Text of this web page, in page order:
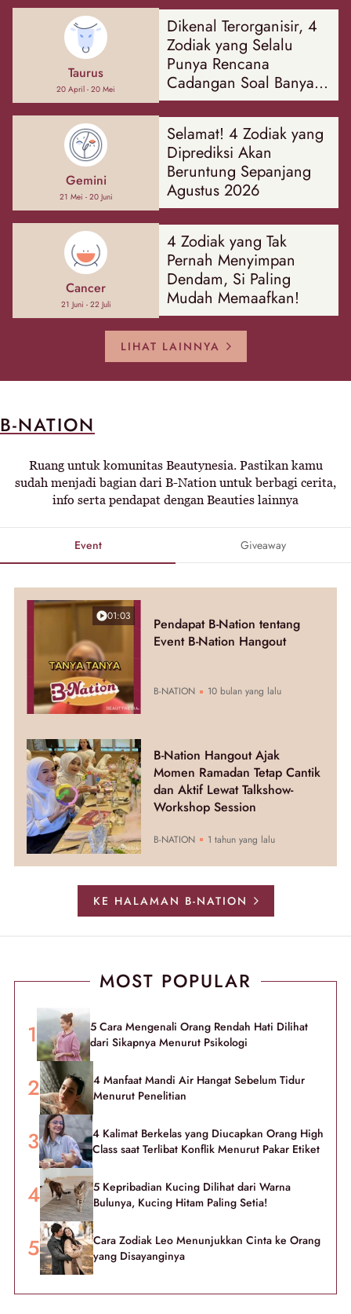
Taurus
20 April - 20 Mei
Dikenal Terorganisir, 4
Zodiak yang Selalu
Punya Rencana
Cadangan Soal Banyak
Hal
Gemini
21 Mei - 20 Juni
Selamat! 4 Zodiak yang
Diprediksi Akan
Beruntung Sepanjang
Agustus 2026
Cancer
21 Juni - 22 Juli
4 Zodiak yang Tak
Pernah Menyimpan
Dendam, Si Paling
Mudah Memaafkan!
LIHAT LAINNYA
B-NATION
Ruang untuk komunitas Beautynesia. Pastikan kamu
sudah menjadi bagian dari B-Nation untuk berbagi cerita,
info serta pendapat dengan Beauties lainnya
Event Giveaway
01:03
Pendapat B-Nation tentang
Event B-Nation Hangout
B-NATION 10 bulan yang lalu
B-Nation Hangout Ajak
Momen Ramadan Tetap Cantik
dan Aktif Lewat Talkshow-
Workshop Session
B-NATION 1 tahun yang lalu
KE HALAMAN B-NATION
MOST POPULAR
5 Cara Mengenali Orang Rendah Hati Dilihat
dari Sikapnya Menurut Psikologi
4 Manfaat Mandi Air Hangat Sebelum Tidur
Menurut Penelitian
4 Kalimat Berkelas yang Diucapkan Orang High
Class saat Terlibat Konflik Menurut Pakar Etiket
5 Kepribadian Kucing Dilihat dari Warna
Bulunya, Kucing Hitam Paling Setia!
Cara Zodiak Leo Menunjukkan Cinta ke Orang
yang Disayanginya